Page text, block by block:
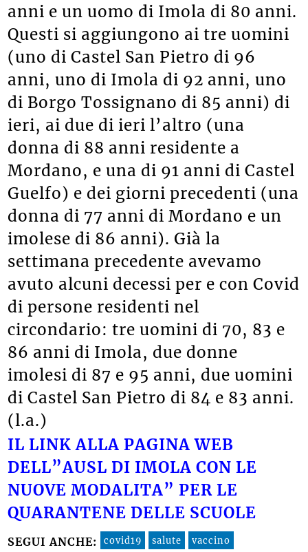
anni e un uomo di Imola di 80 anni.
Questi si aggiungono ai tre uomini
(uno di Castel San Pietro di 96
anni, uno di Imola di 92 anni, uno
di Borgo Tossignano di 85 anni) di
ieri, ai due di ieri l’altro (una
donna di 88 anni residente a
Mordano, e una di 91 anni di Castel
Guelfo) e dei giorni precedenti (una
donna di 77 anni di Mordano e un
imolese di 86 anni). Già la
settimana precedente avevamo
avuto alcuni decessi per e con Covid
di persone residenti nel
circondario: tre uomini di 70, 83 e
86 anni di Imola, due donne
imolesi di 87 e 95 anni, due uomini
di Castel San Pietro di 84 e 83 anni.
(l.a.)
IL LINK ALLA PAGINA WEB
DELL”AUSL DI IMOLA CON LE
NUOVE MODALITA” PER LE
QUARANTENE DELLE SCUOLE
SEGUI ANCHE: covid19 salute vaccino